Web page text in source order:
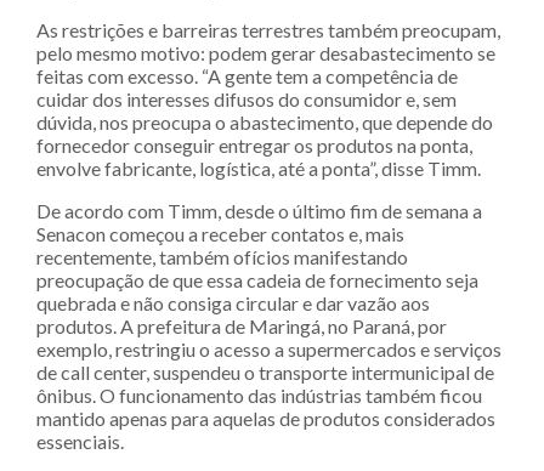
As restrições e barreiras terrestres também preocupam,
pelo mesmo motivo: podem gerar desabastecimento se
feitas com excesso. “A gente tem a competência de
cuidar dos interesses difusos do consumidor e, sem
dúvida, nos preocupa o abastecimento, que depende do
fornecedor conseguir entregar os produtos na ponta,
envolve fabricante, logística, até a ponta”, disse Timm.
De acordo com Timm, desde o último fim de semana a
Senacon começou a receber contatos e, mais
recentemente, também ofícios manifestando
preocupação de que essa cadeia de fornecimento seja
quebrada e não consiga circular e dar vazão aos
produtos. A prefeitura de Maringá, no Paraná, por
exemplo, restringiu o acesso a supermercados e serviços
de call center, suspendeu o transporte intermunicipal de
ônibus. O funcionamento das indústrias também ficou
mantido apenas para aquelas de produtos considerados
essenciais.